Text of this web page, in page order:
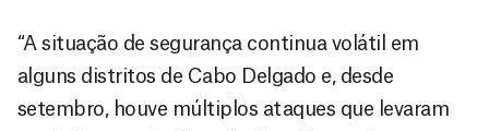
“A situação de segurança continua volátil em
alguns distritos de Cabo Delgado e, desde
setembro, houve múltiplos ataques que levaram